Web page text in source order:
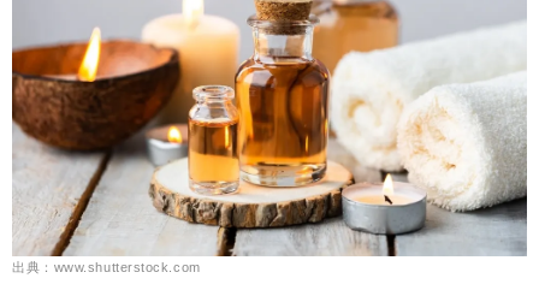
出典：www.shutterstock.com